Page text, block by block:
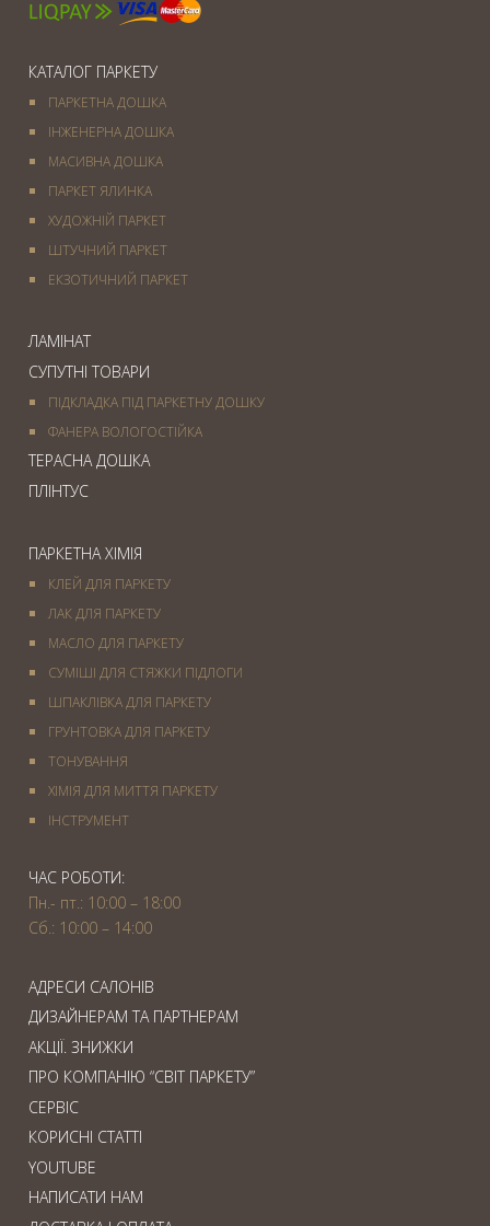
КАТАЛОГ ПАРКЕТУ
ПАРКЕТНА ДОШКА
ІНЖЕНЕРНА ДОШКА
МАСИВНА ДОШКА
ПАРКЕТ ЯЛИНКА
ХУДОЖНІЙ ПАРКЕТ
ШТУЧНИЙ ПАРКЕТ
ЕКЗОТИЧНИЙ ПАРКЕТ
ЛАМІНАТ
СУПУТНІ ТОВАРИ
ПІДКЛАДКА ПІД ПАРКЕТНУ ДОШКУ
ФАНЕРА ВОЛОГОСТІЙКА
ТЕРАСНА ДОШКА
ПЛІНТУС
ПАРКЕТНА ХІМІЯ
КЛЕЙ ДЛЯ ПАРКЕТУ
ЛАК ДЛЯ ПАРКЕТУ
МАСЛО ДЛЯ ПАРКЕТУ
СУМІШІ ДЛЯ СТЯЖКИ ПІДЛОГИ
ШПАКЛІВКА ДЛЯ ПАРКЕТУ
ГРУНТОВКА ДЛЯ ПАРКЕТУ
ТОНУВАННЯ
ХІМІЯ ДЛЯ МИТТЯ ПАРКЕТУ
IНСТРУМЕНТ
ЧАС РОБОТИ:
Пн.- пт.: 10:00 – 18:00
Сб.: 10:00 – 14:00
АДРЕСИ САЛОНІВ
ДИЗАЙНЕРАМ ТА ПАРТНЕРАМ
АКЦІЇ. ЗНИЖКИ
ПРО КОМПАНІЮ “СВІТ ПАРКЕТУ”
СЕРВІС
КОРИСНІ СТАТТІ
YOUTUBE
НАПИСАТИ НАМ